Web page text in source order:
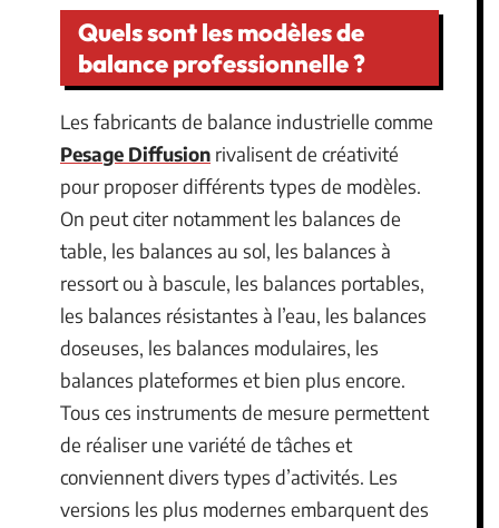
Quels sont les modèles de
balance professionnelle ?
Les fabricants de balance industrielle comme
Pesage Diffusion rivalisent de créativité
pour proposer différents types de modèles.
On peut citer notamment les balances de
table, les balances au sol, les balances à
ressort ou à bascule, les balances portables,
les balances résistantes à l’eau, les balances
doseuses, les balances modulaires, les
balances plateformes et bien plus encore.
Tous ces instruments de mesure permettent
de réaliser une variété de tâches et
conviennent divers types d’activités. Les
versions les plus modernes embarquent des